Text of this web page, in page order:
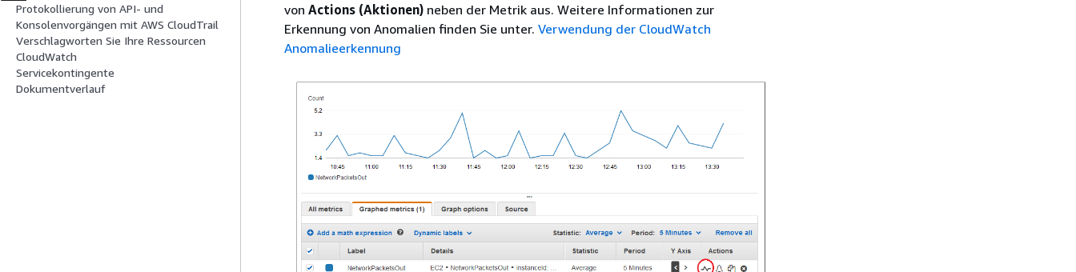
Protokollierung von API- und
Konsolenvorgängen mit AWS CloudTrail
Verschlagworten Sie Ihre Ressourcen
CloudWatch
Servicekontingente
Dokumentverlauf
von Actions (Aktionen) neben der Metrik aus. Weitere Informationen zur
Erkennung von Anomalien finden Sie unter. Verwendung der CloudWatch
Anomalieerkennung